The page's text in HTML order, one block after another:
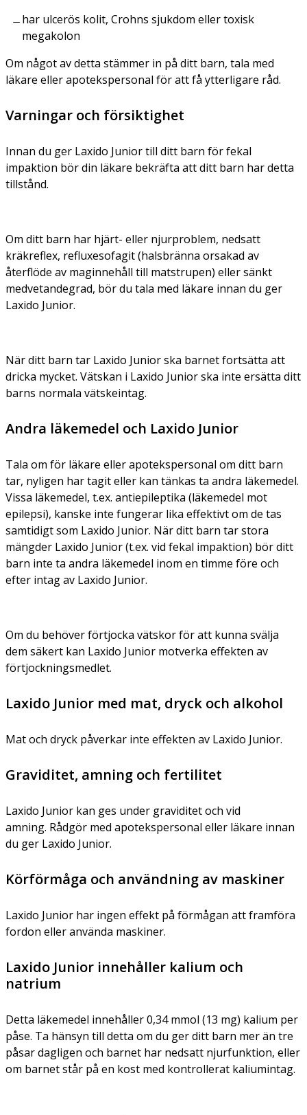
har ulcerös kolit, Crohns sjukdom eller toxisk
megakolon
Om något av detta stämmer in på ditt barn, tala med
läkare eller apotekspersonal för att få ytterligare råd.
Varningar och försiktighet
Innan du ger Laxido Junior till ditt barn för fekal
impaktion bör din läkare bekräfta att ditt barn har detta
tillstånd.
Om ditt barn har hjärt- eller njurproblem, nedsatt
kräkreflex, refluxesofagit (halsbränna orsakad av
återflöde av maginnehåll till matstrupen) eller sänkt
medvetandegrad, bör du tala med läkare innan du ger
Laxido Junior.
När ditt barn tar Laxido Junior ska barnet fortsätta att
dricka mycket. Vätskan i Laxido Junior ska inte ersätta ditt
barns normala vätskeintag.
Andra läkemedel och Laxido Junior
Tala om för läkare eller apotekspersonal om ditt barn
tar, nyligen har tagit eller kan tänkas ta andra läkemedel.
Vissa läkemedel, t.ex. antiepileptika (läkemedel mot
epilepsi), kanske inte fungerar lika effektivt om de tas
samtidigt som Laxido Junior. När ditt barn tar stora
mängder Laxido Junior (t.ex. vid fekal impaktion) bör ditt
barn inte ta andra läkemedel inom en timme före och
efter intag av Laxido Junior.
Om du behöver förtjocka vätskor för att kunna svälja
dem säkert kan Laxido Junior motverka effekten av
förtjockningsmedlet.
Laxido Junior med mat, dryck och alkohol
Mat och dryck påverkar inte effekten av Laxido Junior.
Graviditet, amning och fertilitet
Laxido Junior kan ges under graviditet och vid
amning. Rådgör med apotekspersonal eller läkare innan
du ger Laxido Junior.
Körförmåga och användning av maskiner
Laxido Junior har ingen effekt på förmågan att framföra
fordon eller använda maskiner.
Laxido Junior innehåller kalium och
natrium
Detta läkemedel innehåller 0,34 mmol (13 mg) kalium per
påse. Ta hänsyn till detta om du ger ditt barn mer än tre
påsar dagligen och barnet har nedsatt njurfunktion, eller
om barnet står på en kost med kontrollerat kaliumintag.